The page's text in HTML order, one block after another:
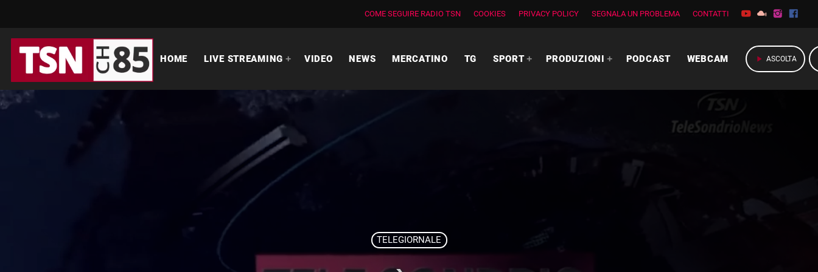
COME SEGUIRE RADIO TSN COOKIES PRIVACY POLICY SEGNALA UN PROBLEMA CONTATTI
HOME LIVE STREAMING VIDEO NEWS MERCATINO TG SPORT PRODUZIONI PODCAST WEBCAM play_arrow ASCOLTA
TELEGIORNALE